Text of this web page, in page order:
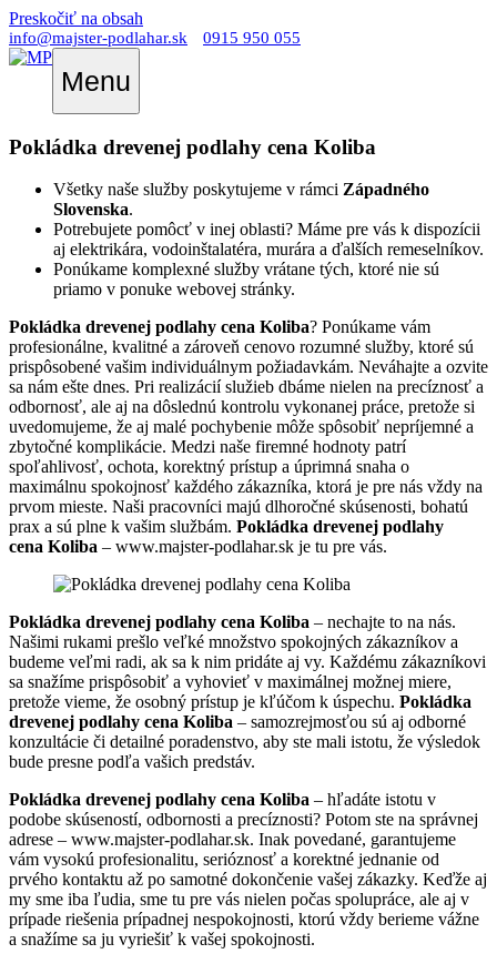
Preskočiť na obsah
info@majster-podlahar.sk 0915 950 055
Menu
Pokládka drevenej podlahy cena Koliba
Všetky naše služby poskytujeme v rámci Západného
Slovenska.
Potrebujete pomôcť v inej oblasti? Máme pre vás k dispozícii
aj elektrikára, vodoinštalatéra, murára a ďalších remeselníkov.
Ponúkame komplexné služby vrátane tých, ktoré nie sú
priamo v ponuke webovej stránky.
Pokládka drevenej podlahy cena Koliba? Ponúkame vám
profesionálne, kvalitné a zároveň cenovo rozumné služby, ktoré sú
prispôsobené vašim individuálnym požiadavkám. Neváhajte a ozvite
sa nám ešte dnes. Pri realizácií služieb dbáme nielen na precíznosť a
odbornosť, ale aj na dôslednú kontrolu vykonanej práce, pretože si
uvedomujeme, že aj malé pochybenie môže spôsobiť nepríjemné a
zbytočné komplikácie. Medzi naše firemné hodnoty patrí
spoľahlivosť, ochota, korektný prístup a úprimná snaha o
maximálnu spokojnosť každého zákazníka, ktorá je pre nás vždy na
prvom mieste. Naši pracovníci majú dlhoročné skúsenosti, bohatú
prax a sú plne k vašim službám. Pokládka drevenej podlahy
cena Koliba – www.majster-podlahar.sk je tu pre vás.
Pokládka drevenej podlahy cena Koliba – nechajte to na nás.
Našimi rukami prešlo veľké množstvo spokojných zákazníkov a
budeme veľmi radi, ak sa k nim pridáte aj vy. Každému zákazníkovi
sa snažíme prispôsobiť a vyhovieť v maximálnej možnej miere,
pretože vieme, že osobný prístup je kľúčom k úspechu. Pokládka
drevenej podlahy cena Koliba – samozrejmosťou sú aj odborné
konzultácie či detailné poradenstvo, aby ste mali istotu, že výsledok
bude presne podľa vašich predstáv.
Pokládka drevenej podlahy cena Koliba – hľadáte istotu v
podobe skúseností, odbornosti a precíznosti? Potom ste na správnej
adrese – www.majster-podlahar.sk. Inak povedané, garantujeme
vám vysokú profesionalitu, serióznosť a korektné jednanie od
prvého kontaktu až po samotné dokončenie vašej zákazky. Keďže aj
my sme iba ľudia, sme tu pre vás nielen počas spolupráce, ale aj v
prípade riešenia prípadnej nespokojnosti, ktorú vždy berieme vážne
a snažíme sa ju vyriešiť k vašej spokojnosti.